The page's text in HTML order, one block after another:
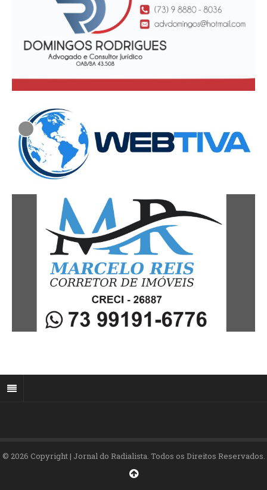
© 2026 Copyright | Jornal do Radialista. Todos os Direitos Reservados.